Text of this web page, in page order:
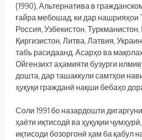
(1990), Альтернатива в
ғайра мебошад, ки дар нашрияҳои
Россия, Узбекистон, Туркманистон,
Қиргизистон, Литва, Латвия,
табъ расидаанд. Асарҳо ва
Ойгензихт аҳамияти бузурги
дошта, дар ташаккули самтҳои
ҳуқуқи гражданӣ нақши бебаҳо
Соли 1991 бо назардошти
ҳаёти иқтисодӣ ва ҳуқуқии
иқтисоди бозоргонӣ ҳам ба қабул